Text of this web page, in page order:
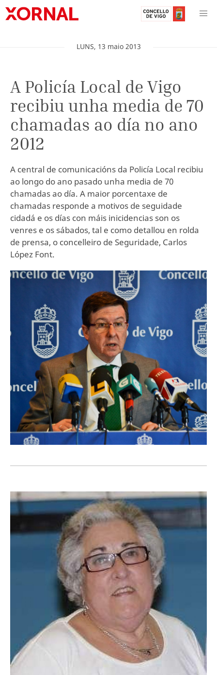
LUNS, 13 maio 2013
A Policía Local de Vigo
recibiu unha media de 70
chamadas ao día no ano
2012
A central de comunicacións da Policía Local recibiu
ao longo do ano pasado unha media de 70
chamadas ao día. A maior porcentaxe de
chamadas responde a motivos de seguidade
cidadá e os días con máis inicidencias son os
venres e os sábados, tal e como detallou en rolda
de prensa, o concelleiro de Seguridade, Carlos
López Font.